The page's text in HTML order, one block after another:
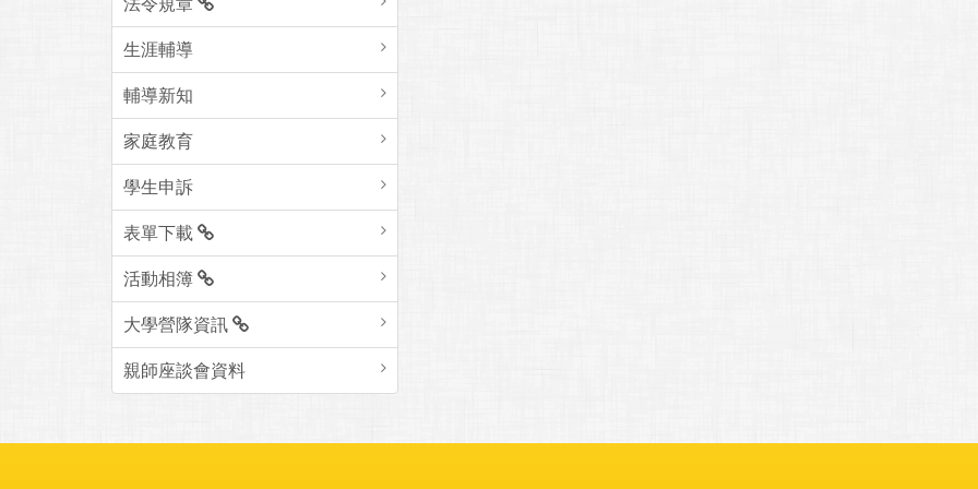
生涯輔導
輔導新知
家庭教育
學生申訴
表單下載
活動相簿
大學營隊資訊
親師座談會資料